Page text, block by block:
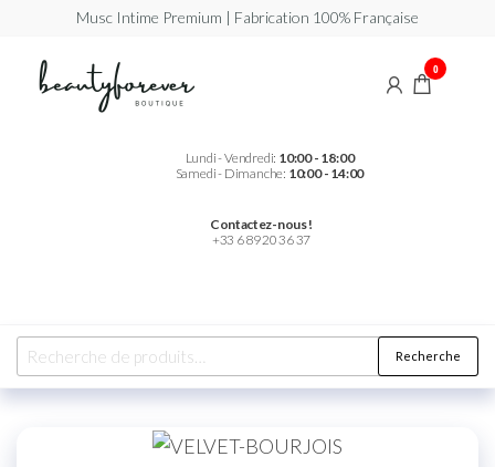
Musc Intime Premium | Fabrication 100% Française
Beautyforever
Lundi - Vendredi: 10:00 - 18:00
Samedi - Dimanche: 10:00 - 14:00
Contactez-nous !
+33 6 89 20 36 37
0
Recherche